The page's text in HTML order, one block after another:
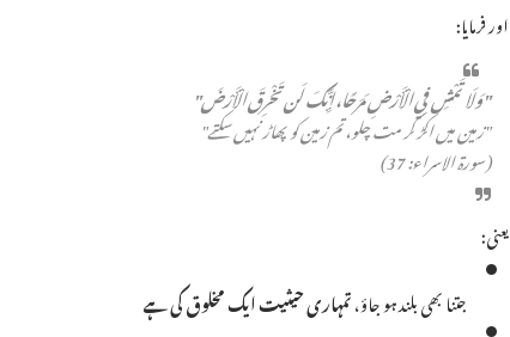
اور فرمایا:
"وَلَا تَمْشِ فِي الْأَرْضِ مَرَحًا، إِنَّكَ لَن تَخْرِقَ الْأَرْضَ"
"زمین میں اکڑ کر مت چلو، تم زمین کو پھاڑ نہیں سکتے"
(سورۃ الاسراء: 37)
یعنی:
جتنا بھی بلند ہو جاؤ،تمہاری حیثیت ایک مخلوق کی ہے